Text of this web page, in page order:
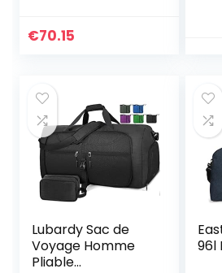
€70.15
Lubardy Sac de
Voyage Homme
Pliable
96l